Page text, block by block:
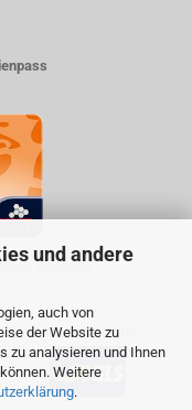
und andere
auch von
der Website zu
zu analysieren und Ihnen
Weitere
.
Produkte
VERSANDART: